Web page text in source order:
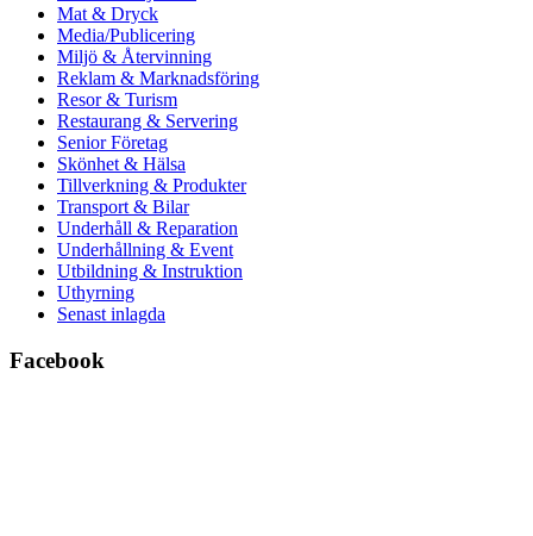
Mat & Dryck
Media/Publicering
Miljö & Återvinning
Reklam & Marknadsföring
Resor & Turism
Restaurang & Servering
Senior Företag
Skönhet & Hälsa
Tillverkning & Produkter
Transport & Bilar
Underhåll & Reparation
Underhållning & Event
Utbildning & Instruktion
Uthyrning
Senast inlagda
Facebook